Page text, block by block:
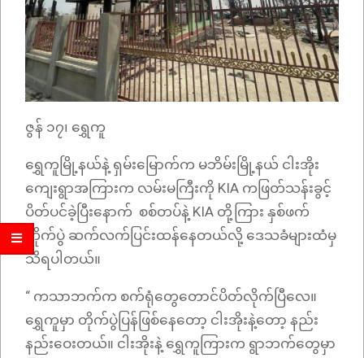
ဇွန် ၁၇၊ ရွှေကူ
ရွှေကူမြို့နယ်နဲ့ ရှမ်းမြောက်က မဘိမ်းမြို့နယ် ငါးအိုး
ကျေးရွာအကြားက လမ်းမကြီးကို KIA ကဖြတ်သန်းခွင့်
ပိတ်ပင်ခဲ့ပြီးနောက် စစ်တပ်နဲ့ KIA တို့ကြား နှစ်ဖက်
တိုက်ပွဲ ဆက်လက်ပြင်းထန်နေတယ်လို့ ဒေသခံများထံမှ
သိရပါတယ်။
“ ကသာဘက်က စက်ရုံတွေတောင်ပိတ်လိုက်ပြီလေ။
ရွှေကူမှာ တိုက်ပွဲပြန်ဖြစ်နေတော့ ငါးအိုးနဲ့တော့ နည်း
နည်းဝေးတယ်။ ငါးအိုးနဲ့ ရွှေကူကြားက ရွာဘက်တွေမှာ